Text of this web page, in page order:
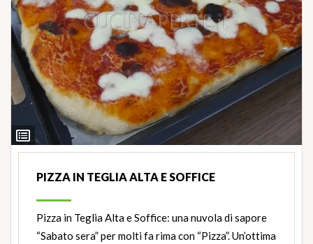
Ingredienti
PIZZA IN TEGLIA ALTA E SOFFICE
Pizza in Teglia Alta e Soffice: una nuvola di sapore
“Sabato sera” per molti fa rima con “Pizza”. Un’ottima